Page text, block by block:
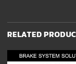
RELATED